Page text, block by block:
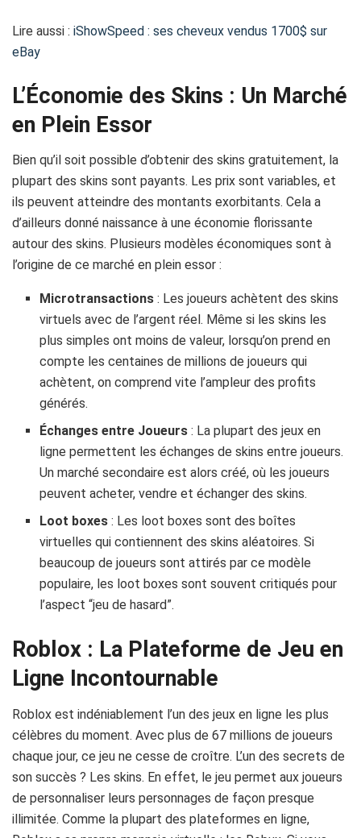
Lire aussi : iShowSpeed : ses cheveux vendus 1700$ sur
eBay
L’Économie des Skins : Un Marché
en Plein Essor
Bien qu’il soit possible d’obtenir des skins gratuitement, la
plupart des skins sont payants. Les prix sont variables, et
ils peuvent atteindre des montants exorbitants. Cela a
d’ailleurs donné naissance à une économie florissante
autour des skins. Plusieurs modèles économiques sont à
l’origine de ce marché en plein essor :
Microtransactions: Les joueurs achètent des skins
virtuels avec de l’argent réel. Même si les skins les
plus simples ont moins de valeur, lorsqu’on prend en
compte les centaines de millions de joueurs qui
achètent, on comprend vite l’ampleur des profits
générés.
Échanges entre Joueurs: La plupart des jeux en
ligne permettent les échanges de skins entre joueurs.
Un marché secondaire est alors créé, où les joueurs
peuvent acheter, vendre et échanger des skins.
Loot boxes : Les loot boxes sont des boîtes
virtuelles qui contiennent des skins aléatoires. Si
beaucoup de joueurs sont attirés par ce modèle
populaire, les loot boxes sont souvent critiqués pour
l’aspect “jeu de hasard”.
Roblox : La Plateforme de Jeu en
Ligne Incontournable
Roblox est indéniablement l’un des jeux en ligne les plus
célèbres du moment. Avec plus de 67 millions de joueurs
chaque jour, ce jeu ne cesse de croître. L’un des secrets de
son succès ? Les skins. En effet, le jeu permet aux joueurs
de personnaliser leurs personnages de façon presque
illimitée. Comme la plupart des plateformes en ligne,